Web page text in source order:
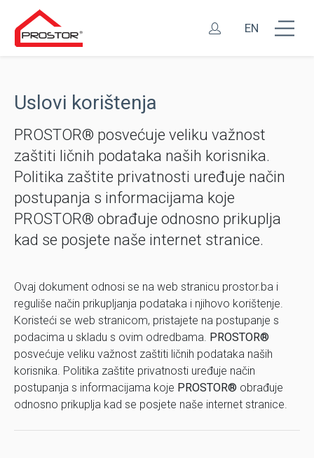
EN
Uslovi korištenja
PROSTOR® posvećuje veliku važnost
zaštiti ličnih podataka naših korisnika.
Politika zaštite privatnosti uređuje način
postupanja s informacijama koje
PROSTOR® obrađuje odnosno prikuplja
kad se posjete naše internet stranice.
Ovaj dokument odnosi se na web stranicu prostor.ba i
reguliše način prikupljanja podataka i njihovo korištenje.
Koristeći se web stranicom, pristajete na postupanje s
podacima u skladu s ovim odredbama. PROSTOR®
posvećuje veliku važnost zaštiti ličnih podataka naših
korisnika. Politika zaštite privatnosti uređuje način
postupanja s informacijama koje PROSTOR® obrađuje
odnosno prikuplja kad se posjete naše internet stranice.